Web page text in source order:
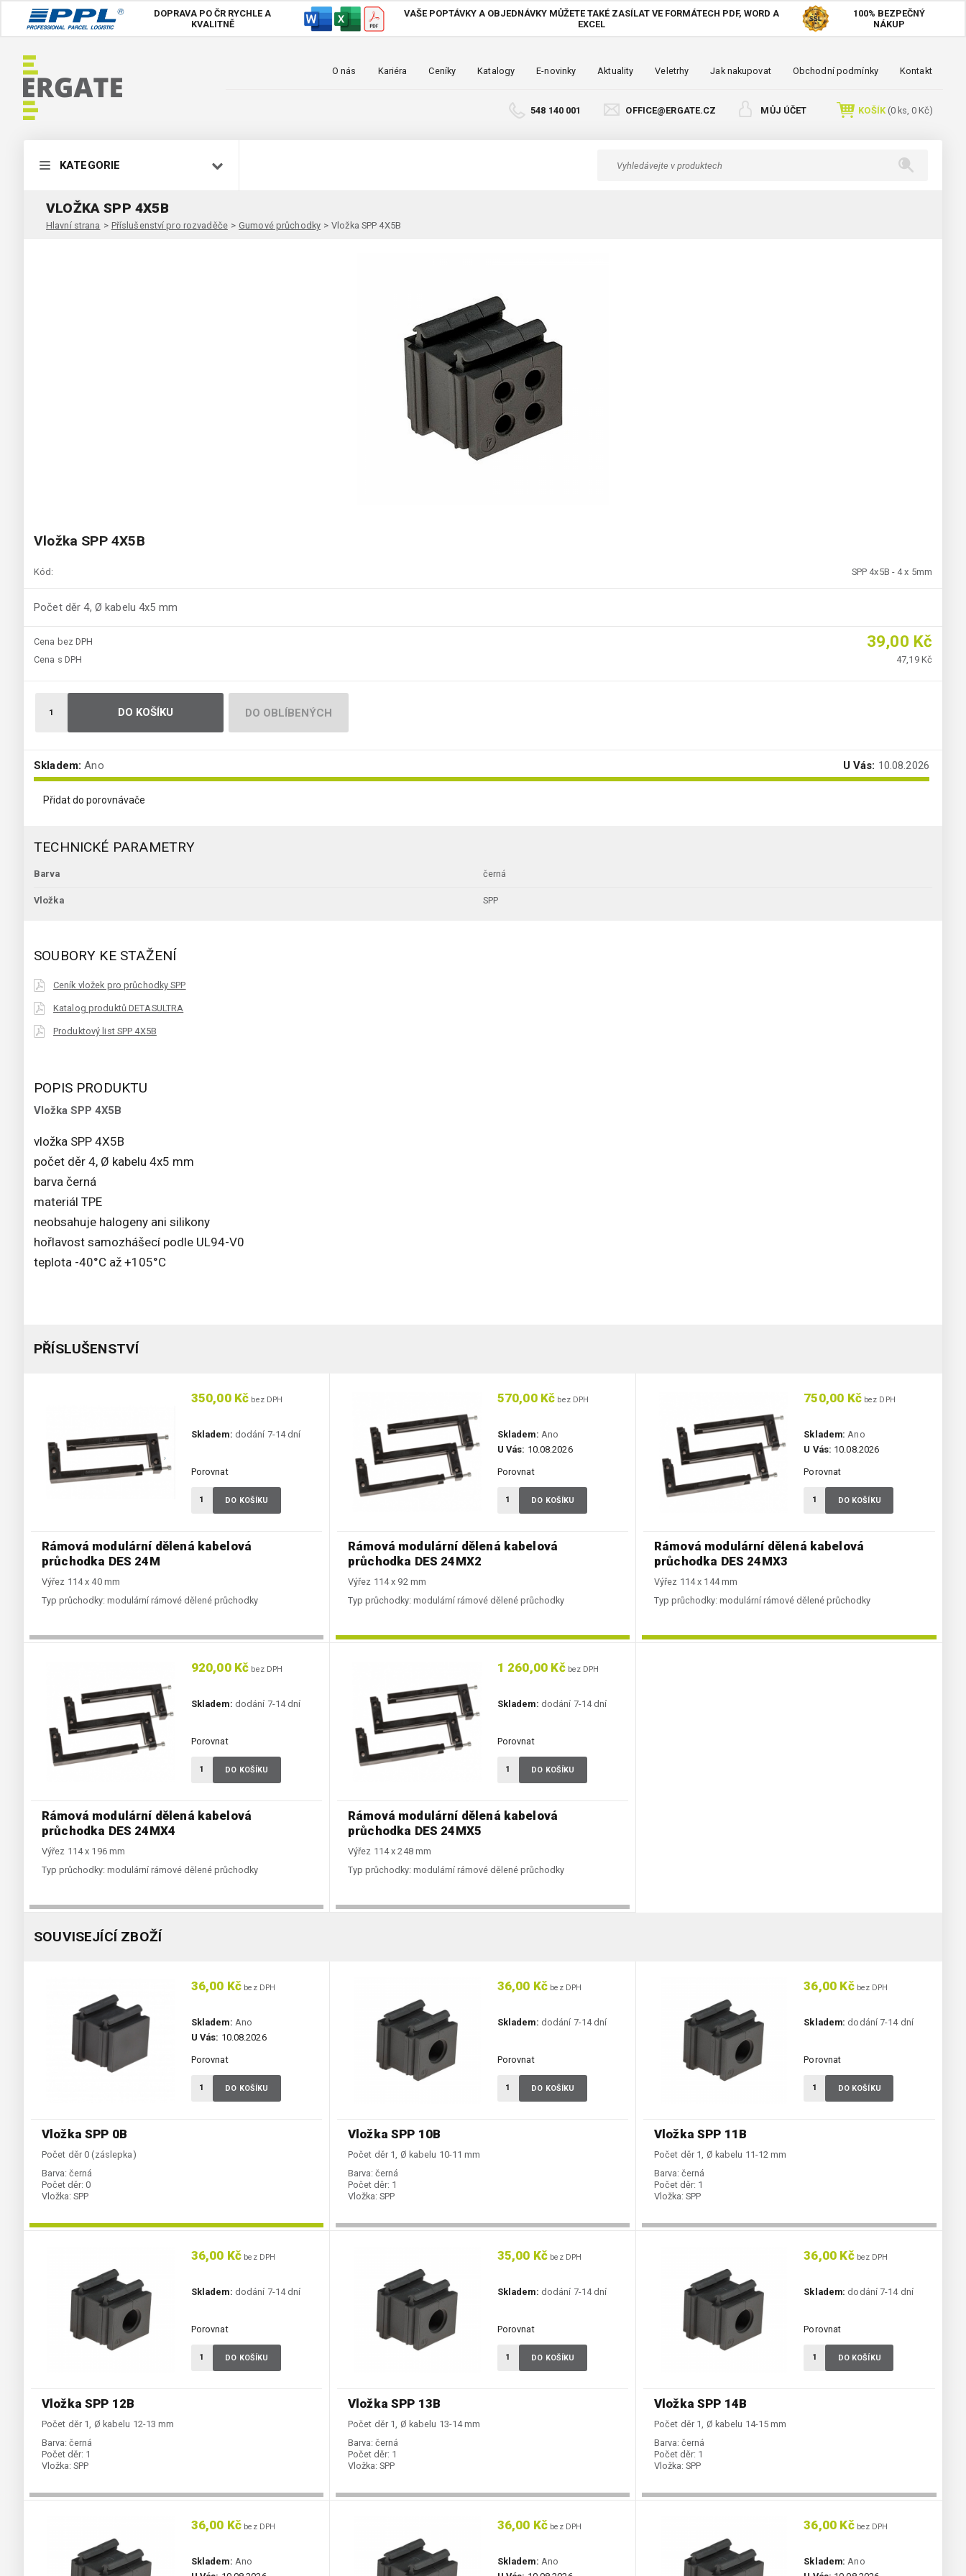
DOPRAVA PO ČR RYCHLE A
KVALITNĚ
VAŠE POPTÁVKY A OBJEDNÁVKY MŮŽETE TAKÉ ZASÍLAT VE FORMÁTECH PDF, WORD A
EXCEL
100% BEZPEČNÝ
NÁKUP
O nás Kariéra Ceníky Katalogy E-novinky Aktuality Veletrhy Jak nakupovat Obchodní podmínky Kontakt
548 140 001 OFFICE@ERGATE.CZ MŮJ ÚČET KOŠÍK(0ks, 0 Kč)
KATEGORIE
VLOŽKA SPP 4X5B
Hlavní strana > Příslušenství pro rozvaděče > Gumové průchodky > Vložka SPP 4X5B
Vložka SPP 4X5B
Kód: SPP 4x5B - 4 x 5mm
Počet děr 4, Ø kabelu 4x5 mm
Cena bez DPH 39,00 Kč
Cena s DPH 47,19 Kč
DO KOŠÍKU DO OBLÍBENÝCH
Skladem: Ano U Vás: 10.08.2026
Přidat do porovnávače
TECHNICKÉ PARAMETRY
Barva černá
Vložka SPP
SOUBORY KE STAŽENÍ
Ceník vložek pro průchodky SPP
Katalog produktů DETASULTRA
Produktový list SPP 4X5B
POPIS PRODUKTU
Vložka SPP 4X5B
vložka SPP 4X5B
počet děr 4, Ø kabelu 4x5 mm
barva černá
materiál TPE
neobsahuje halogeny ani silikony
hořlavost samozhášecí podle UL94-V0
teplota -40°C až +105°C
PŘÍSLUŠENSTVÍ
Rámová modulární dělená kabelová
průchodka DES 24M
Výřez 114 x 40 mm
Typ průchodky: modulární rámové dělené průchodky
350,00 Kč bez DPH
Skladem: dodání 7-14 dní
Porovnat
DO KOŠÍKU
Rámová modulární dělená kabelová
průchodka DES 24MX2
Výřez 114 x 92 mm
Typ průchodky: modulární rámové dělené průchodky
570,00 Kč bez DPH
Skladem: Ano
U Vás: 10.08.2026
Porovnat
DO KOŠÍKU
Rámová modulární dělená kabelová
průchodka DES 24MX3
Výřez 114 x 144 mm
Typ průchodky: modulární rámové dělené průchodky
750,00 Kčbez DPH
Skladem: Ano
U Vás: 10.08.2026
Porovnat
DO KOŠÍKU
Rámová modulární dělená kabelová
průchodka DES 24MX4
Výřez 114 x 196 mm
Typ průchodky: modulární rámové dělené průchodky
920,00 Kč bez DPH
Skladem: dodání 7-14 dní
Porovnat
DO KOŠÍKU
Rámová modulární dělená kabelová
průchodka DES 24MX5
Výřez 114 x 248 mm
Typ průchodky: modulární rámové dělené průchodky
1 260,00 Kčbez DPH
Skladem: dodání 7-14 dní
Porovnat
DO KOŠÍKU
SOUVISEJÍCÍ ZBOŽÍ
Vložka SPP 0B
Počet děr 0 (záslepka)
Barva: černá
Počet děr: 0
Vložka: SPP
36,00 Kč bez DPH
Skladem: Ano
U Vás: 10.08.2026
Porovnat
DO KOŠÍKU
Vložka SPP 10B
Počet děr 1, Ø kabelu 10-11 mm
Barva: černá
Počet děr: 1
Vložka: SPP
36,00 Kč bez DPH
Skladem: dodání 7-14 dní
Porovnat
DO KOŠÍKU
Vložka SPP 11B
Počet děr 1, Ø kabelu 11-12 mm
Barva: černá
Počet děr: 1
Vložka: SPP
36,00 Kčbez DPH
Skladem: dodání 7-14 dní
Porovnat
DO KOŠÍKU
Vložka SPP 12B
Počet děr 1, Ø kabelu 12-13 mm
Barva: černá
Počet děr: 1
Vložka: SPP
36,00 Kč bez DPH
Skladem: dodání 7-14 dní
Porovnat
DO KOŠÍKU
Vložka SPP 13B
Počet děr 1, Ø kabelu 13-14 mm
Barva: černá
Počet děr: 1
Vložka: SPP
35,00 Kč bez DPH
Skladem: dodání 7-14 dní
Porovnat
DO KOŠÍKU
Vložka SPP 14B
Počet děr 1, Ø kabelu 14-15 mm
Barva: černá
Počet děr: 1
Vložka: SPP
36,00 Kčbez DPH
Skladem: dodání 7-14 dní
Porovnat
DO KOŠÍKU
36,00 Kč bez DPH
Skladem: Ano
36,00 Kč bez DPH
Skladem: Ano
36,00 Kčbez DPH
Skladem: Ano